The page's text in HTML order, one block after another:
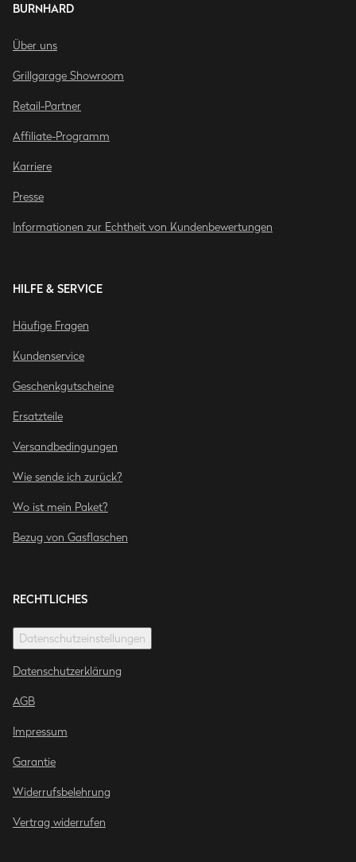
BURNHARD
Über uns
Grillgarage Showroom
Retail-Partner
Affiliate-Programm
Karriere
Presse
Informationen zur Echtheit von Kundenbewertungen
HILFE & SERVICE
Häufige Fragen
Kundenservice
Geschenkgutscheine
Ersatzteile
Versandbedingungen
Wie sende ich zurück?
Wo ist mein Paket?
Bezug von Gasflaschen
RECHTLICHES
Datenschutzeinstellungen
Datenschutzerklärung
AGB
Impressum
Garantie
Widerrufsbelehrung
Vertrag widerrufen